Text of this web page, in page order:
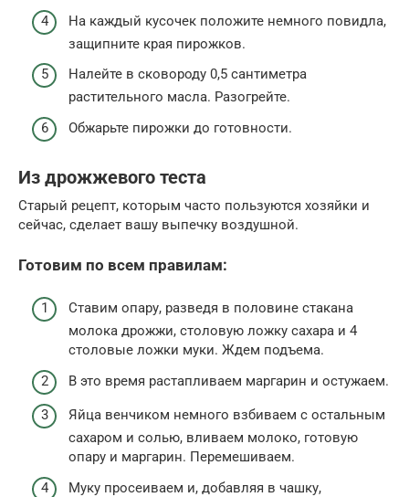
На каждый кусочек положите немного повидла,
защипните края пирожков.
Налейте в сковороду 0,5 сантиметра
растительного масла. Разогрейте.
Обжарьте пирожки до готовности.
Из дрожжевого теста
Старый рецепт, которым часто пользуются хозяйки и
сейчас, сделает вашу выпечку воздушной.
Готовим по всем правилам:
Ставим опару, разведя в половине стакана
молока дрожжи, столовую ложку сахара и 4
столовые ложки муки. Ждем подъема.
В это время растапливаем маргарин и остужаем.
Яйца венчиком немного взбиваем с остальным
сахаром и солью, вливаем молоко, готовую
опару и маргарин. Перемешиваем.
Муку просеиваем и, добавляя в чашку,